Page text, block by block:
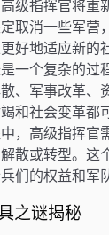
级指挥官将重
取消一些军营
好地适应新的
一个复杂的过
、军事改革、
和社会变革都
，高级指挥官
散或转型。这
们的权益和军
之谜揭秘